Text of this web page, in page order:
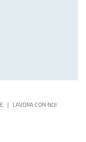
| LAVORA CON NOI